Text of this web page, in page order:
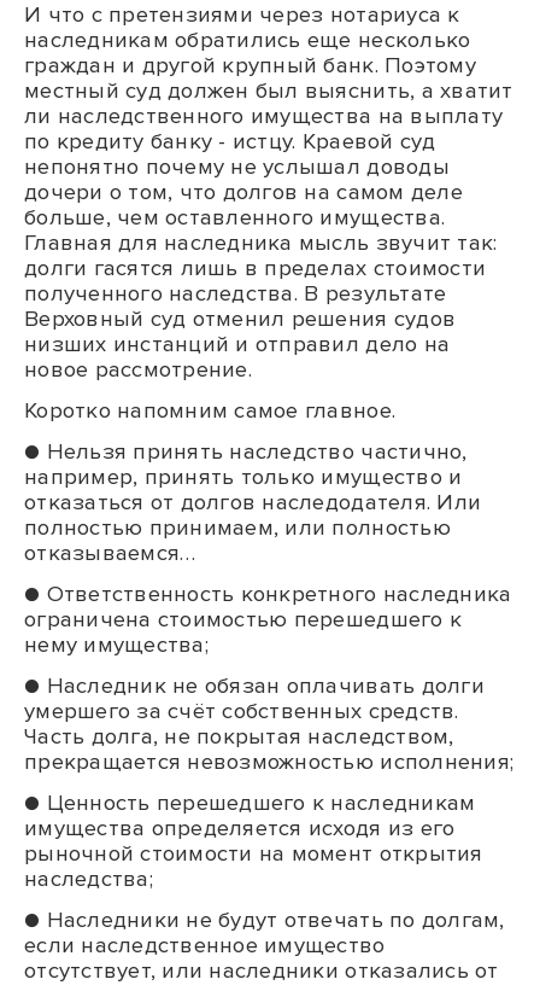
И что с претензиями через нотариуса к
наследникам обратились еще несколько
граждан и другой крупный банк. Поэтому
местный суд должен был выяснить, а хватит
ли наследственного имущества на выплату
по кредиту банку - истцу. Краевой суд
непонятно почему не услышал доводы
дочери о том, что долгов на самом деле
больше, чем оставленного имущества.
Главная для наследника мысль звучит так:
долги гасятся лишь в пределах стоимости
полученного наследства. В результате
Верховный суд отменил решения судов
низших инстанций и отправил дело на
новое рассмотрение.
Коротко напомним самое главное.
● Нельзя принять наследство частично,
например, принять только имущество и
отказаться от долгов наследодателя. Или
полностью принимаем, или полностью
отказываемся…
● Ответственность конкретного наследника
ограничена стоимостью перешедшего к
нему имущества;
● Наследник не обязан оплачивать долги
умершего за счёт собственных средств.
Часть долга, не покрытая наследством,
прекращается невозможностью исполнения;
● Ценность перешедшего к наследникам
имущества определяется исходя из его
рыночной стоимости на момент открытия
наследства;
● Наследники не будут отвечать по долгам,
если наследственное имущество
отсутствует, или наследники отказались от